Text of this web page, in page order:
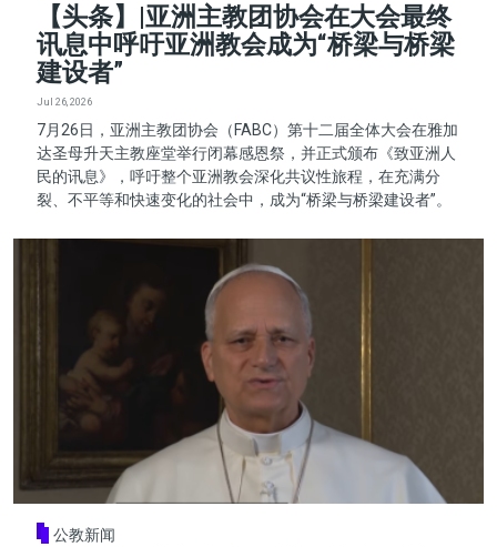
【头条】|亚洲主教团协会在大会最终
讯息中呼吁亚洲教会成为“桥梁与桥梁
建设者”
Jul 26, 2026
7月26日，亚洲主教团协会（FABC）第十二届全体大会在雅加
达圣母升天主教座堂举行闭幕感恩祭，并正式颁布《致亚洲人
民的讯息》，呼吁整个亚洲教会深化共议性旅程，在充满分
裂、不平等和快速变化的社会中，成为“桥梁与桥梁建设者”。
公教新闻